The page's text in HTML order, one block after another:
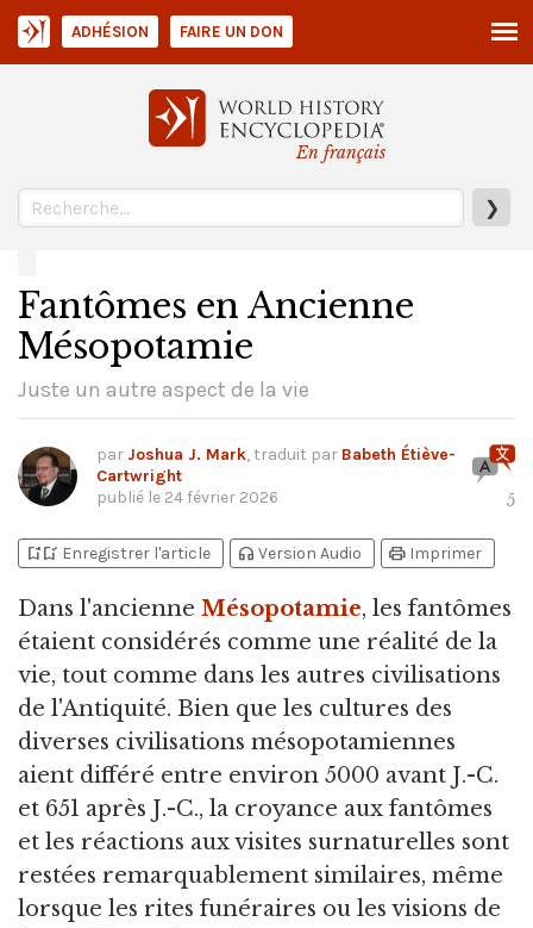
En français
❯
ADHÉSION FAIRE UN DON
Fantômes en Ancienne
Mésopotamie
Juste un autre aspect de la vie
par Joshua J. Mark, traduit par Babeth Étiève-
Cartwright
publié le 24 février 2026 5
bookmark_addbookmark_added Enregistrer l'article headphones Version Audio print Imprimer
Dans l'ancienne Mésopotamie, les fantômes
étaient considérés comme une réalité de la
vie, tout comme dans les autres civilisations
de l'Antiquité. Bien que les cultures des
diverses civilisations mésopotamiennes
aient différé entre environ 5000 avant J.-C.
et 651 après J.-C., la croyance aux fantômes
et les réactions aux visites surnaturelles sont
restées remarquablement similaires, même
lorsque les rites funéraires ou les visions de